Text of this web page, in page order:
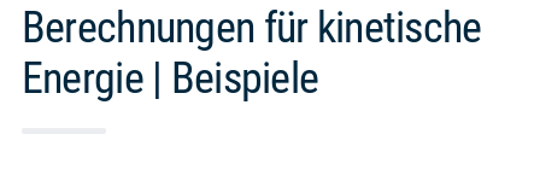
Berechnungen für kinetische
Energie | Beispiele